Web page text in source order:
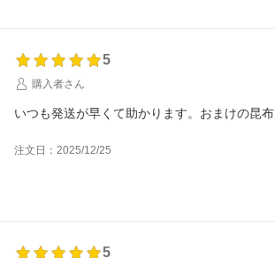
5
購入者さん
いつも発送が早くて助かります。おまけの昆布
注文日：2025/12/25
5